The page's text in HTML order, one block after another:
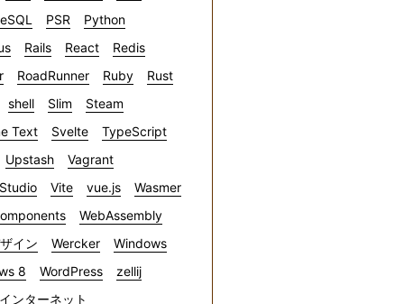
PSR
Python
Rails React
Redis
RoadRunner Ruby
Rust
shell
Slim
Steam
Text
Svelte
TypeScript
Upstash
Vagrant
Vite vue.js
Wasmer
WebAssembly
イン
Wercker
Windows
8
WordPress
zellij
ンターネット